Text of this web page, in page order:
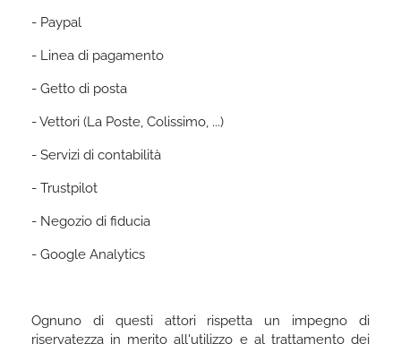
- Paypal
- Linea di pagamento
- Getto di posta
- Vettori (La Poste, Colissimo, ...)
- Servizi di contabilità
- Trustpilot
- Negozio di fiducia
- Google Analytics
Ognuno di questi attori rispetta un impegno di
riservatezza in merito all'utilizzo e al trattamento dei